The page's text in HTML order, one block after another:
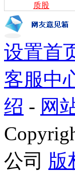
质股
设置首
客服中
绍 - 网
公司 版